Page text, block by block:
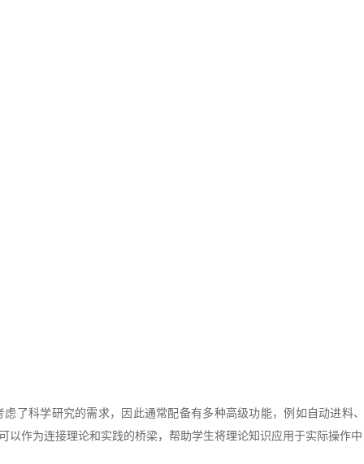
科学研究的需求，因此通常配备有多种高级功能，例如自动进料
作为连接理论和实践的桥梁，帮助学生将理论知识应用于实际操作中